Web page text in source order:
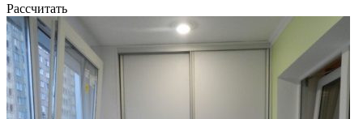
Рассчитать